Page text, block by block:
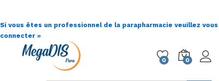
Si vous êtes un professionnel de la parapharmacie veuillez vous
connecter »
0 0